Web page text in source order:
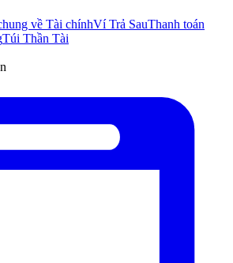
về Tài chínhVí Trả SauThanh toán
Túi Thần Tài